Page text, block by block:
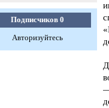
Подписчиков 0
Авторизуйтесь